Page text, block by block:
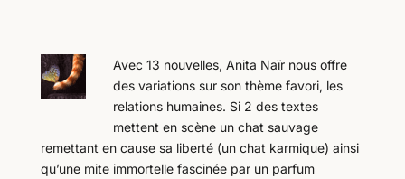
Avec 13 nouvelles, Anita Naïr nous offre
des variations sur son thème favori, les
relations humaines. Si 2 des textes
mettent en scène un chat sauvage
remettant en cause sa liberté (un chat karmique) ainsi
qu’une mite immortelle fascinée par un parfum